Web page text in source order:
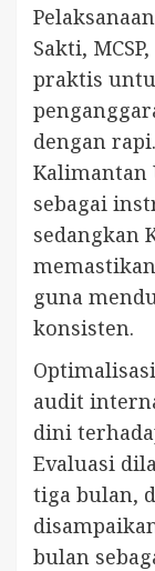
Sakti,
praktis
dengan
Kalimantan
sebagai
sedangkan
guna
konsisten.
audit
dini
Evaluasi
tiga bulan,
bulan